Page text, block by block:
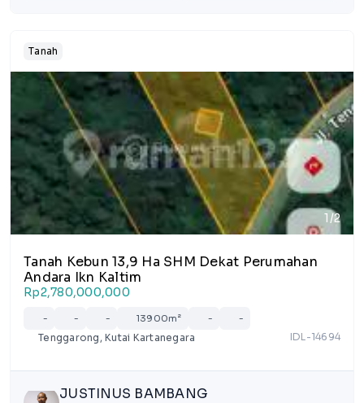
Tanah
1/2
Tanah Kebun 13,9 Ha SHM Dekat Perumahan
Andara Ikn Kaltim
Rp2,780,000,000
- - - 13900m² - -
Tenggarong, Kutai Kartanegara IDL-14694
JUSTINUS BAMBANG